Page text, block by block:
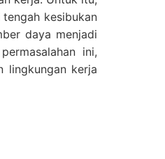
kesibukan
daya menjadi
ini,
lingkungan kerja